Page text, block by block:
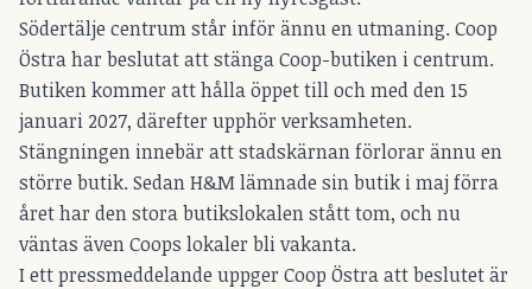
Södertälje centrum står inför ännu en utmaning. Coop
Östra har beslutat att stänga Coop-butiken i centrum.
Butiken kommer att hålla öppet till och med den 15
januari 2027, därefter upphör verksamheten.
Stängningen innebär att stadskärnan förlorar ännu en
större butik. Sedan H&M lämnade sin butik i maj förra
året har den stora butikslokalen stått tom, och nu
väntas även Coops lokaler bli vakanta.
I ett pressmeddelande uppger Coop Östra att beslutet är